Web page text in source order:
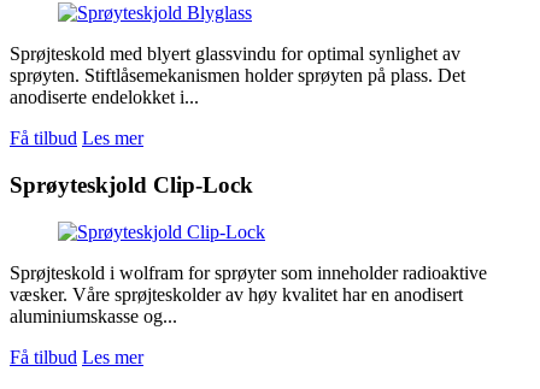
Sprøjteskold med blyert glassvindu for optimal synlighet av
sprøyten. Stiftlåsemekanismen holder sprøyten på plass. Det
anodiserte endelokket i...
Få tilbud Les mer
Sprøyteskjold Clip-Lock
Sprøjteskold i wolfram for sprøyter som inneholder radioaktive
væsker. Våre sprøjteskolder av høy kvalitet har en anodisert
aluminiumskasse og...
Få tilbud Les mer